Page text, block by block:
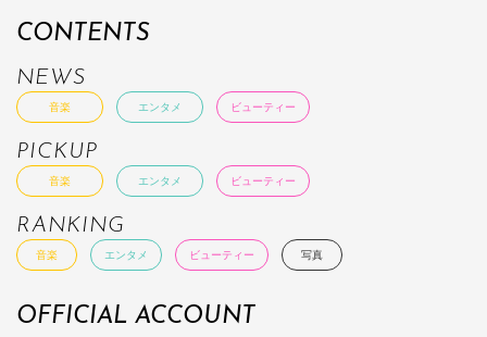
CONTENTS
NEWS
音楽 エンタメ ビューティー
PICKUP
音楽 エンタメ ビューティー
RANKING
音楽 エンタメ ビューティー 写真
OFFICIAL ACCOUNT